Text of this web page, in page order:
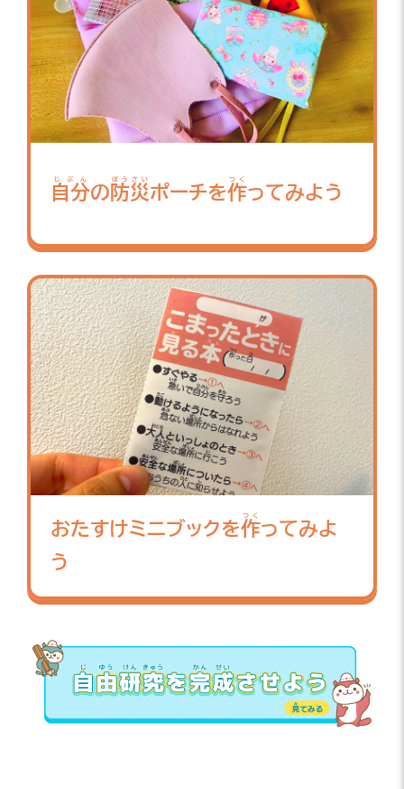
自分
じぶん
の 防災
ぼうさい
ポーチを作
つく
ってみよう
おたすけミニブックを作
つく
ってみよ
う